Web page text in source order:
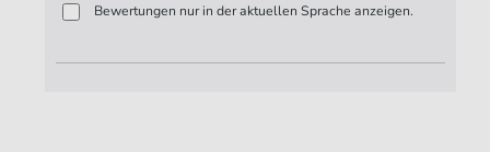
Bewertungen nur in der aktuellen Sprache anzeigen.